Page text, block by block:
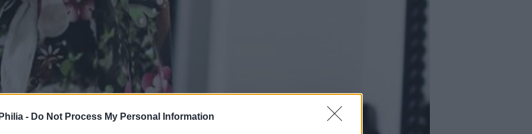
- Do Not Process My Personal Information